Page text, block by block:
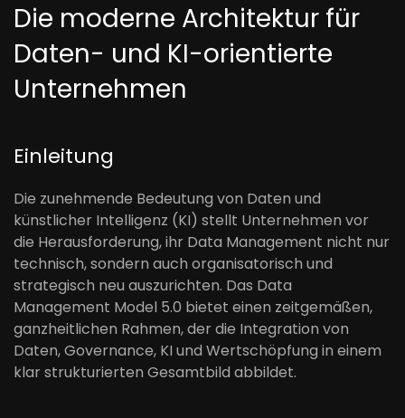
Die moderne Architektur für
Daten- und KI-orientierte
Unternehmen
Einleitung
Die zunehmende Bedeutung von Daten und
künstlicher Intelligenz (KI) stellt Unternehmen vor
die Herausforderung, ihr Data Management nicht nur
technisch, sondern auch organisatorisch und
strategisch neu auszurichten. Das Data
Management Model 5.0 bietet einen zeitgemäßen,
ganzheitlichen Rahmen, der die Integration von
Daten, Governance, KI und Wertschöpfung in einem
klar strukturierten Gesamtbild abbildet.